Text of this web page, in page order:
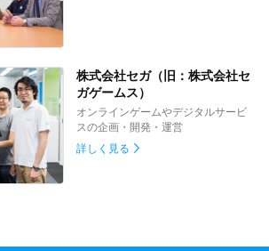
株式会社セガ（旧：株式会社セ
ガゲームス）
オンラインゲームやデジタルサービ
スの企画・開発・運営
詳しく見る